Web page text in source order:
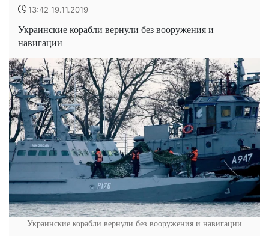
13:42 19.11.2019
Украинские корабли вернули без вооружения и
навигации
Украинские корабли вернули без вооружения и навигации